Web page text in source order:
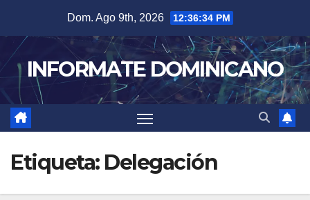
content
Dom. Ago 9th, 2026 12:36:35 PM
INFORMATE DOMINICANO
Etiqueta: Delegación